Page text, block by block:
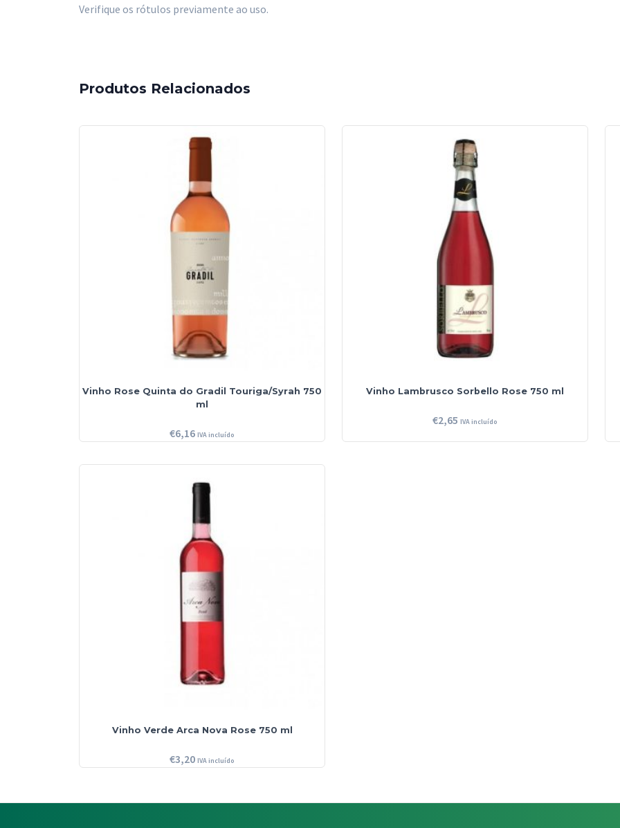
Verifique os rótulos previamente ao uso.
Produtos Relacionados
Vinho Rose Quinta do Gradil Touriga/Syrah 750
ml
€6,16 IVA incluído
Vinho Lambrusco Sorbello Rose 750 ml
€2,65 IVA incluído
Vinho Verde Arca Nova Rose 750 ml
€3,20 IVA incluído